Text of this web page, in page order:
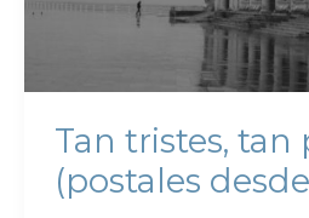
Tan tristes, tan
(postales